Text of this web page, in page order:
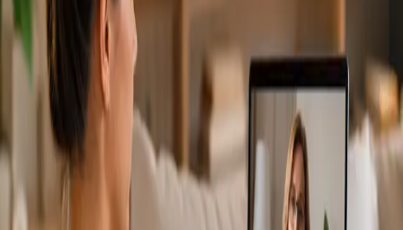
Consulta Diagnostico vascular
Duration
Consulta Diagnostico vascular
Reservar